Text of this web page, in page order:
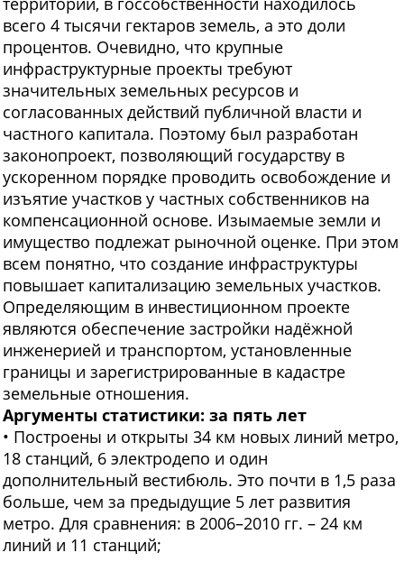
всего 4 тысячи гектаров земель, а это доли
процентов. Очевидно, что крупные
инфраструктурные проекты требуют
значительных земельных ресурсов и
согласованных действий публичной власти и
частного капитала. Поэтому был разработан
законопроект, позволяющий государству в
ускоренном порядке проводить освобождение и
изъятие участков у частных собственников на
компенсационной основе. Изымаемые земли и
имущество подлежат рыночной оценке. При этом
всем понятно, что создание инфраструктуры
повышает капитализацию земельных участков.
Определяющим в инвестиционном проекте
являются обеспечение застройки надёжной
инженерией и транспортом, установленные
границы и зарегистрированные в кадастре
земельные отношения.
Аргументы статистики: за пять лет
• Построены и открыты 34 км новых линий метро,
18 станций, 6 электродепо и один
дополнительный вестибюль. Это почти в 1,5 раза
больше, чем за предыдущие 5 лет развития
метро. Для сравнения: в 2006–2010 гг. – 24 км
линий и 11 станций;